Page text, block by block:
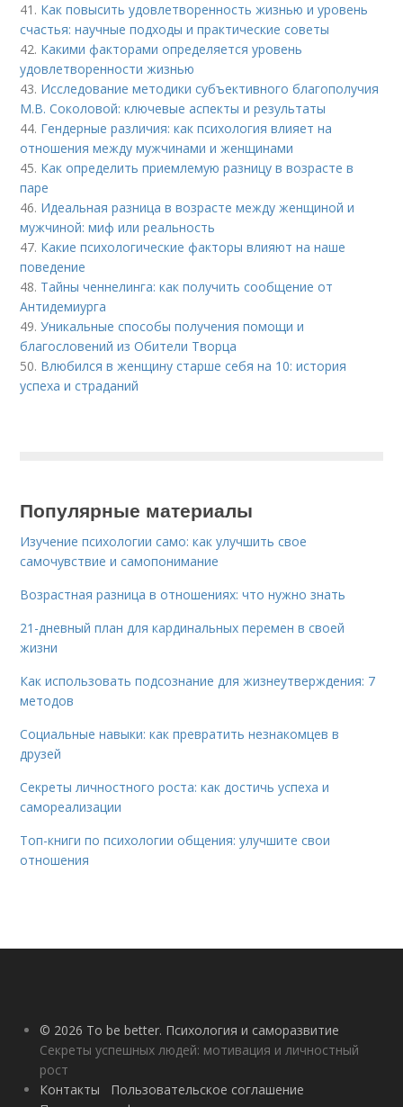
41. Как повысить удовлетворенность жизнью и уровень
счастья: научные подходы и практические советы
42. Какими факторами определяется уровень
удовлетворенности жизнью
43. Исследование методики субъективного благополучия
М.В. Соколовой: ключевые аспекты и результаты
44. Гендерные различия: как психология влияет на
отношения между мужчинами и женщинами
45. Как определить приемлемую разницу в возрасте в
паре
46. Идеальная разница в возрасте между женщиной и
мужчиной: миф или реальность
47. Какие психологические факторы влияют на наше
поведение
48. Тайны ченнелинга: как получить сообщение от
Антидемиурга
49.Уникальные способы получения помощи и
благословений из Обители Творца
50. Влюбился в женщину старше себя на 10: история
успеха и страданий
Популярные материалы
Изучение психологии само: как улучшить свое
самочувствие и самопонимание
Возрастная разница в отношениях: что нужно знать
21-дневный план для кардинальных перемен в своей
жизни
Как использовать подсознание для жизнеутверждения: 7
методов
Социальные навыки: как превратить незнакомцев в
друзей
Секреты личностного роста: как достичь успеха и
самореализации
Топ-книги по психологии общения: улучшите свои
отношения
© 2026 To be better. Психология и саморазвитие
Секреты успешных людей: мотивация и личностный
рост
Контакты
Пользовательское соглашение